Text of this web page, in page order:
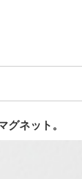
グネット。